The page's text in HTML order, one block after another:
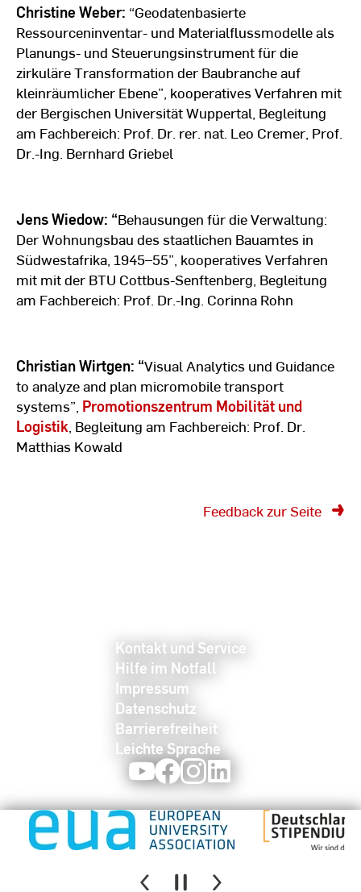
Christine Weber: “Geodatenbasierte
Ressourceninventar- und Materialflussmodelle als
Planungs- und Steuerungsinstrument für die
zirkuläre Transformation der Baubranche auf
kleinräumlicher Ebene”, kooperatives Verfahren mit
der Bergischen Universität Wuppertal, Begleitung
am Fachbereich: Prof. Dr. rer. nat. Leo Cremer, Prof.
Dr.-Ing. Bernhard Griebel
Jens Wiedow: “Behausungen für die Verwaltung:
Der Wohnungsbau des staatlichen Bauamtes in
Südwestafrika, 1945–55”, kooperatives Verfahren
mit mit der BTU Cottbus-Senftenberg, Begleitung
am Fachbereich: Prof. Dr.-Ing. Corinna Rohn
Christian Wirtgen: “Visual Analytics und Guidance
to analyze and plan micromobile transport
systems”, Promotionszentrum Mobilität und
Logistik , Begleitung am Fachbereich: Prof. Dr.
Matthias Kowald
Feedback zur Seite
Kontakt und Service
Hilfe im Notfall
Impressum
Datenschutz
Barrierefreiheit
Leichte Sprache
YoutubeFacebookInstagram